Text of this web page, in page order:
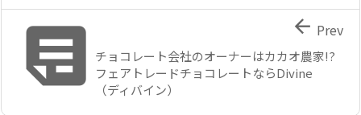
チョコレート会社のオーナーはカカオ農家!?
フェアトレードチョコレートならDivine
（ディバイン）
 Prev